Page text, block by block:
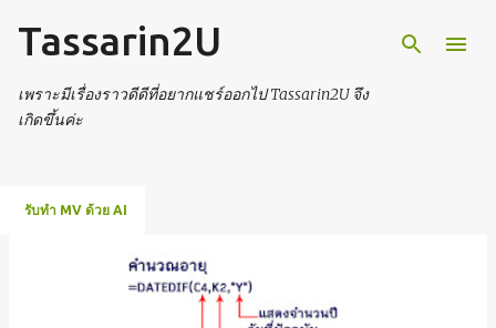
ข้ามไปที่เนื้อหาหลัก
Tassarin2U
เพราะมีเรื่องราวดีดีที่อยากแชร์ออกไป Tassarin2U จึง
เกิดขึ้นค่ะ
รับทำ MV ด้วย AI